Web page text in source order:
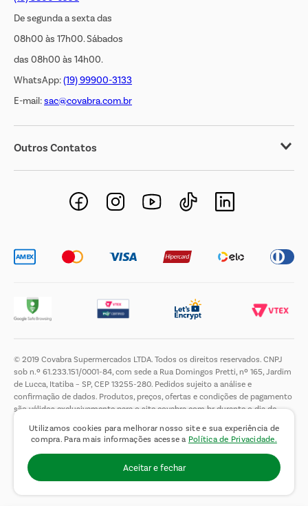
Utilizamos cookies para melhorar nosso site e sua experiência de
compra. Para mais informações acesse a Política de Privacidade.
Aceitar e fechar
De segunda a sexta das
08h00 às 17h00. Sábados
das 08h00 às 14h00.
WhatsApp:(19) 99900-3133
E-mail:sac@covabra.com.br
Outros Contatos
Negócios Imobiliários
Novos Fornecedores
© 2019 Covabra Supermercados LTDA. Todos os direitos reservados. CNPJ
sob n.º 61.233.151/0001-84, com sede a Rua Domingos Pretti, nº 165, Jardim
de Lucca, Itatiba – SP, CEP 13255-280. Pedidos sujeito a análise e
confirmação de dados. Produtos, preços, ofertas e condições de pagamento
são válidos exclusivamente para o site covabra.com.br durante o dia de
de limitar a quantidade máxima de produtos por compra por cliente. Não
vendemos no atacado. Fotos meramente ilustrativas.É proibida a venda e a
entrega de bebidas alcoólicas a menores de 18 (dezoito) anos, conforme Lei
n.° 8069/90, art. 81, inciso II (Estatuto da Criança e do Adolescente).